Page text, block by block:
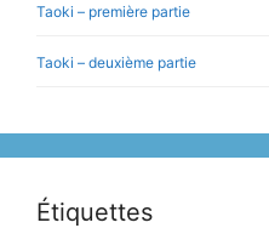
Taoki – première partie
Taoki – deuxième partie
Étiquettes